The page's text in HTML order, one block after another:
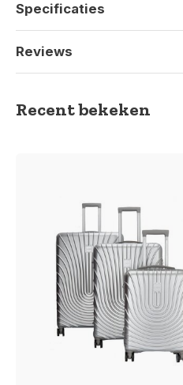
Specificaties
Reviews
Recent bekeken